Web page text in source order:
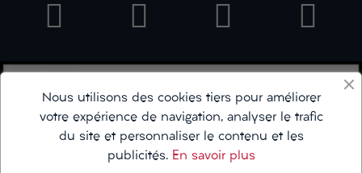
Nous utilisons des cookies tiers pour améliorer
votre expérience de navigation, analyser le trafic
du site et personnaliser le contenu et les
publicités. En savoir plus